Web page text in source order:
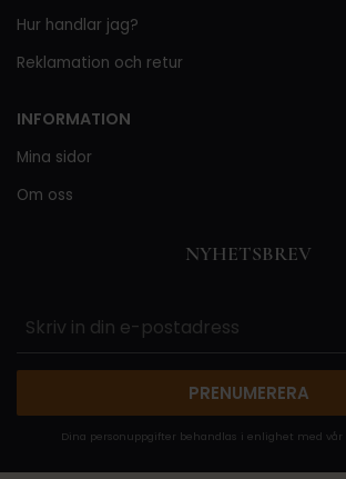
Hur handlar jag?
Reklamation och retur
INFORMATION
Mina sidor
Om oss
NYHETSBREV
PRENUMERERA
Dina personuppgifter behandlas i enlighet med vår